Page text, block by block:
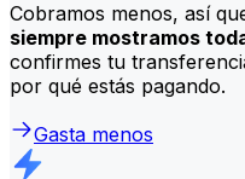
Cobramos menos, así
siempre mostramos
confirmes tu
por qué estás pagando.
Gasta menos